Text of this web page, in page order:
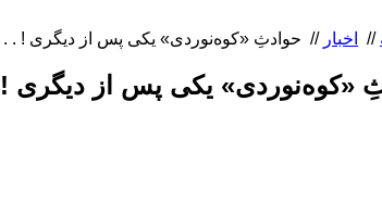
// اخبار //
«کوه‌نوردی» یکی پس از